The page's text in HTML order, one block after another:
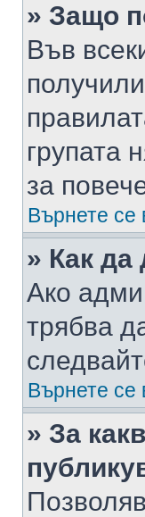
» Защо
Във
групата
за
Върнете се
» Как
Ако
трябва
Върнете се
» За